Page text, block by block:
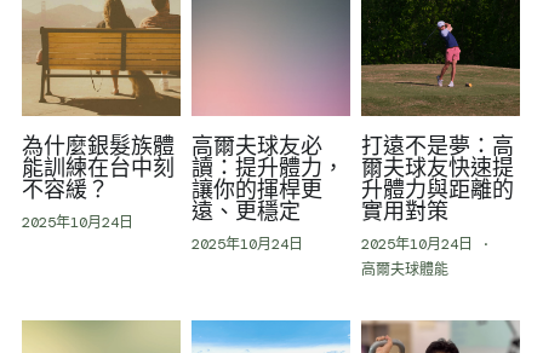
為什麼銀髮族體
能訓練在台中刻
不容緩？
2025年10月24日
高爾夫球友必
讀：提升體力，
讓你的揮桿更
遠、更穩定
2025年10月24日
打遠不是夢：高
爾夫球友快速提
升體力與距離的
實用對策
2025年10月24日
·
高爾夫球體能